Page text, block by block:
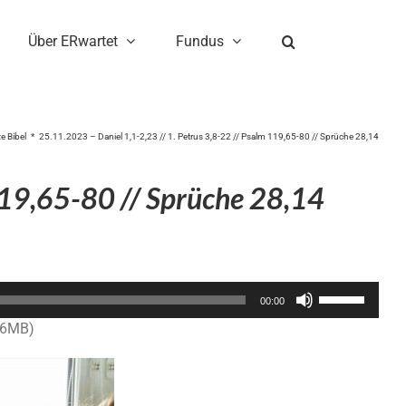
Über ERwartet Fundus
Bibel 25.11.2023 – Daniel 1,1-2,23 // 1. Petrus 3,8-22 // Psalm 119,65-80 // Sprüche 28,14
80 // Sprüche 28,14
00:00